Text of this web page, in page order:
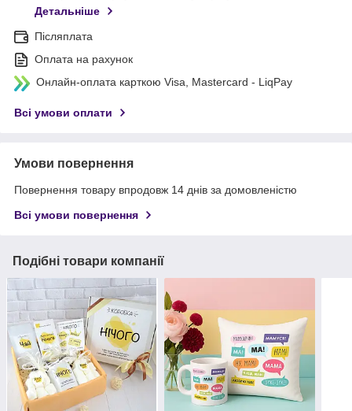
Детальніше
Післяплата
Оплата на рахунок
Онлайн-оплата карткою Visa, Mastercard - LiqPay
Всі умови оплати
Умови повернення
Повернення товару впродовж 14 днів за домовленістю
Всі умови повернення
Подібні товари компанії